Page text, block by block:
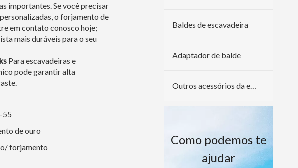
importantes. Se você precisar
o forjamento de
em contato conosco hoje;
mais duráveis ​​para o seu
Para escavadeiras e
pode garantir alta
55
de ouro
forjamento
Baldes de escavadeira
Adaptador de balde
Outros acessórios da escavadeira
Como podemos te
ajudar